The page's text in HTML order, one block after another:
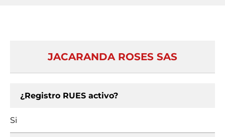
JACARANDA ROSES SAS
¿Registro RUES activo?
Si